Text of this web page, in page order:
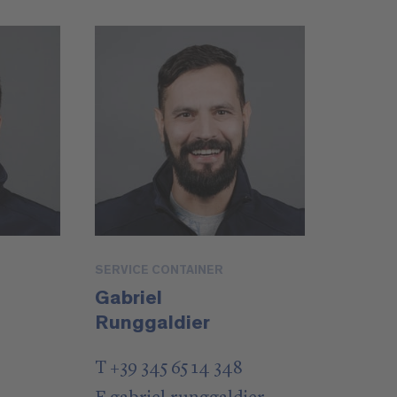
SERVICE CONTAINER
Gabriel
Runggaldier
T +39 345 65 14 348